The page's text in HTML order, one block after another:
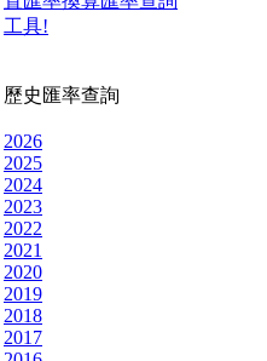
工具!
歷史匯率查詢
2026
2025
2024
2023
2022
2021
2020
2019
2018
2017